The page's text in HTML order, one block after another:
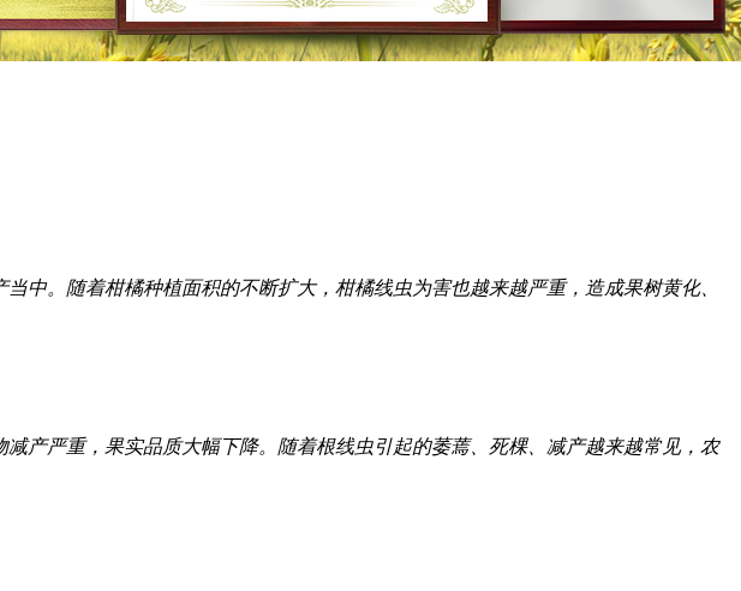
中。随着柑橘种植面积的不断扩大，柑橘线虫为害也越来越严重，造成果树黄化、
产严重，果实品质大幅下降。随着根线虫引起的萎蔫、死棵、减产越来越常见，农